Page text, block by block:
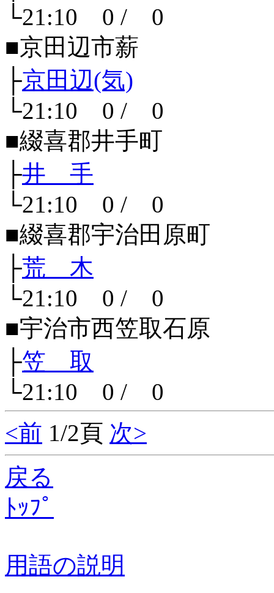
└21:10 0 / 0
■京田辺市薪
├京田辺(気)
└21:10 0 / 0
■綴喜郡井手町
├井 手
└21:10 0 / 0
■綴喜郡宇治田原町
├荒 木
└21:10 0 / 0
■宇治市西笠取石原
├笠 取
└21:10 0 / 0
<前 1/2頁 次>
戻る
ﾄｯﾌﾟ
用語の説明